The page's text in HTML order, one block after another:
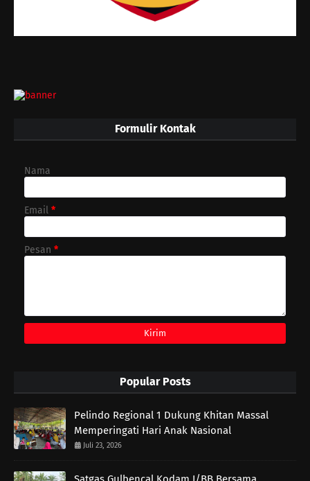
Formulir Kontak
Nama
Email *
Pesan *
Popular Posts
Pelindo Regional 1 Dukung Khitan Massal
Memperingati Hari Anak Nasional
Juli 23, 2026